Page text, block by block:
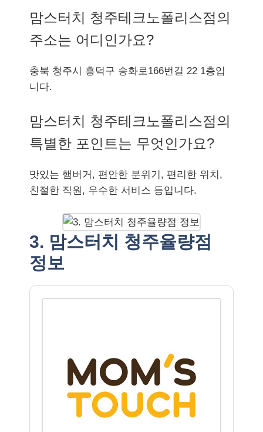
맘스터치 청주테크노폴리스점의
주소는 어디인가요?
충북 청주시 흥덕구 송화로166번길 22 1층입
니다.
맘스터치 청주테크노폴리스점의
특별한 포인트는 무엇인가요?
맛있는 햄버거, 편안한 분위기, 편리한 위치,
친절한 직원, 우수한 서비스 등입니다.
3. 맘스터치 청주율량점
정보